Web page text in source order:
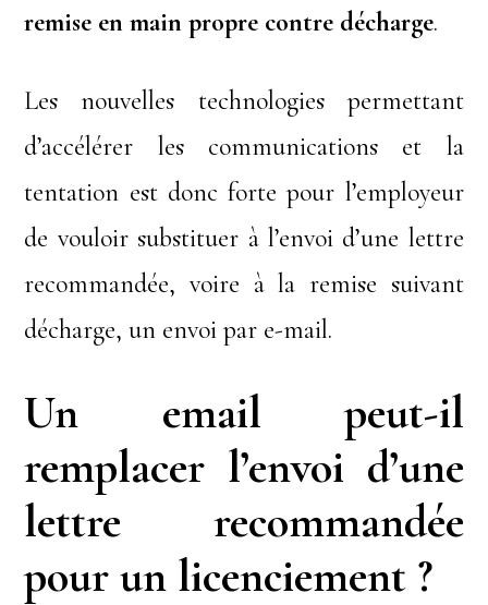
remise en main propre contre décharge.
Les nouvelles technologies permettant
d’accélérer les communications et la
tentation est donc forte pour l’employeur
de vouloir substituer à l’envoi d’une lettre
recommandée, voire à la remise suivant
décharge, un envoi par e-mail.
Un email peut-il
remplacer l’envoi d’une
lettre recommandée
pour un licenciement ?